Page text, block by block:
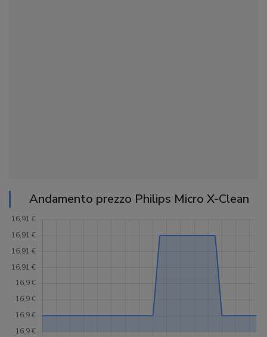
Andamento prezzo Philips Micro X-Clean